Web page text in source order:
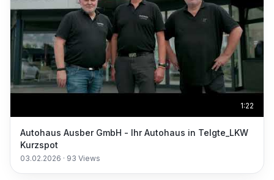
1:22
Autohaus Ausber GmbH - Ihr Autohaus in Telgte_LKW
Kurzspot
03.02.2026 · 93 Views